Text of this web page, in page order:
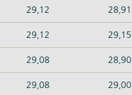
29,12 28,91
29,12 29,15
29,08 28,90
29,08 29,00